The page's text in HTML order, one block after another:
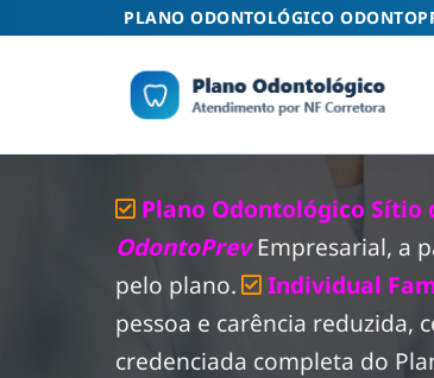
PLANO ODONTOLÓGICO
Plano Odontológico Sítio
OdontoPrev Empresarial, a
pelo plano.
Individual
pessoa e carência reduzida,
credenciada completa do